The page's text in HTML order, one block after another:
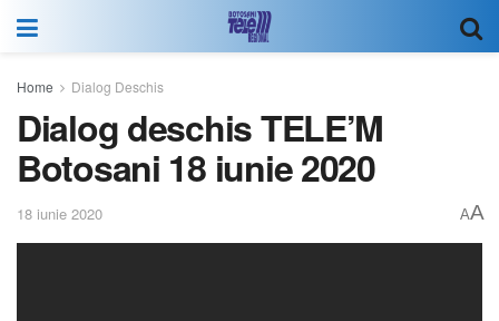
Home Dialog Deschis
Dialog deschis TELE’M
Botosani 18 iunie 2020
18 iunie 2020 AA